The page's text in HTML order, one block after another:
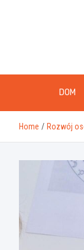
DOM
Home Rozwój